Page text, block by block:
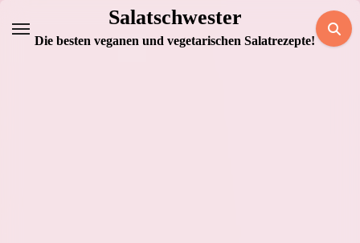
Inhalt
Salatschwester
Die besten veganen und vegetarischen Salatrezepte!